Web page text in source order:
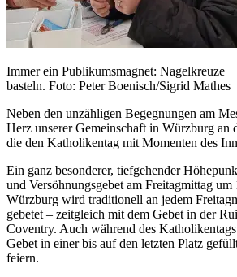
Immer ein Publikumsmagnet: Nagelkreuze
basteln. Foto: Peter Boenisch/Sigrid Mathes
Neben den unzähligen Begegnungen am
Herz unserer Gemeinschaft in Würzburg an
die den Katholikentag mit Momenten des
Ein ganz besonderer, tiefgehender
und Versöhnungsgebet am Freitagmittag
Würzburg wird traditionell an jedem
gebetet – zeitgleich mit dem Gebet in der
Coventry. Auch während des
Gebet in einer bis auf den letzten Platz
feiern.